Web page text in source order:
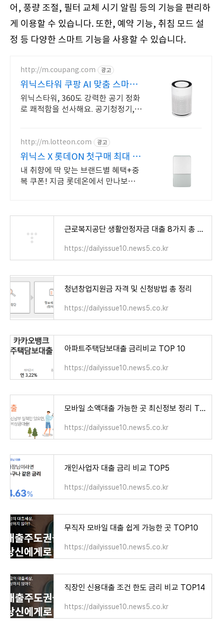
어, 풍량 조절, 필터 교체 시기 알림 등의 기능을 편리하
게 이용할 수 있습니다. 또한, 예약 기능, 취침 모드 설
정 등 다양한 스마트 기능을 사용할 수 있습니다.
http://m.coupang.com 광고
위닉스타워 쿠팡 AI 맞춤 스마트
청정
위닉스타워, 360도 강력한 공기 정화
로 쾌적함을 선사해요. 공기청정기,
http://m.lotteon.com 광고
위닉스 X 롯데ON 첫구매 최대 5
천원 혜택!
내 취향에 딱 맞는 브랜드별 혜택+중
복 쿠폰! 지금 롯데온에서 만나보세
근로복지공단 생활안정자금 대출 8가지 총 정리
https://dailyissue10.news5.co.kr
청년창업지원금 자격 및 신청방법 총 정리
https://dailyissue10.news5.co.kr
아파트주택담보대출 금리비교 TOP 10
https://dailyissue10.news5.co.kr
모바일 소액대출 가능한 곳 최신정보 정리 TOP 8
https://dailyissue10.news5.co.kr
개인사업자 대출 금리 비교 TOP5
https://dailyissue10.news5.co.kr
무직자 모바일 대출 쉽게 가능한 곳 TOP10
https://dailyissue10.news5.co.kr
직장인 신용대출 조건 한도 금리 비교 TOP14
https://dailyissue10.news5.co.kr